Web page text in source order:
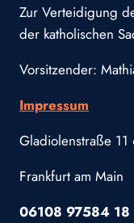
Zur Verteidigung
der katholischen
Vorsitzender:
Impressum
Gladiolenstraße
Frankfurt am Main
06108 97584 18